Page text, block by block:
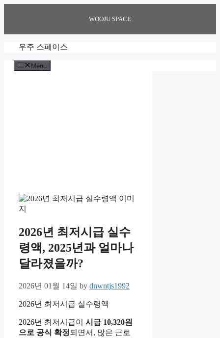
WOOJU SPACE
우주 스페이스
Menu
2026년 최저시급 실수
령액, 2025년과 얼마나
달라졌을까?
2026년 01월 14일 by dnwntjs1992
2026년 최저시급 실수령액
2026년 최저시급이 시급 10,320원
으로 공식 확정되면서, 많은 근로